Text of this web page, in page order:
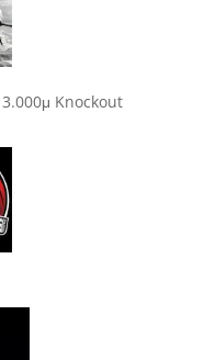
3.000μ Knockout